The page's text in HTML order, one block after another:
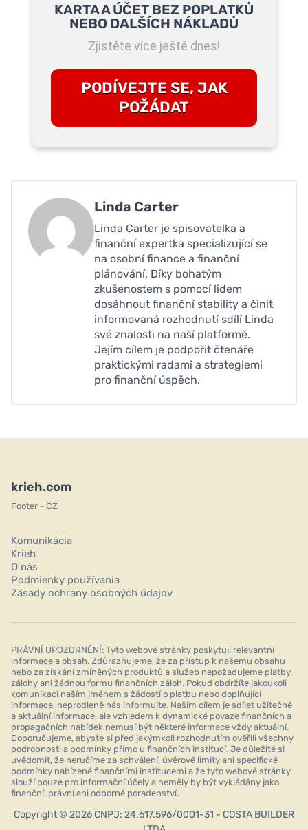
KARTA A ÚČET BEZ POPLATKŮ
NEBO DALŠÍCH NÁKLADŮ
Zjistěte více ještě dnes!
PODÍVEJTE SE, JAK
POŽÁDAT
Linda Carter
Linda Carter je spisovatelka a
finanční expertka specializující se
na osobní finance a finanční
plánování. Díky bohatým
zkušenostem s pomocí lidem
dosáhnout finanční stability a činit
informovaná rozhodnutí sdílí Linda
své znalosti na naší platformě.
Jejím cílem je podpořit čtenáře
praktickými radami a strategiemi
pro finanční úspěch.
krieh.com
Footer - CZ
Komunikácia
Krieh
O nás
Podmienky používania
Zásady ochrany osobných údajov
PRÁVNÍ UPOZORNĚNÍ: Tyto webové stránky poskytují relevantní
informace a obsah. Zdůrazňujeme, že za přístup k našemu obsahu
nebo za získání zmíněných produktů a služeb nepožadujeme platby,
zálohy ani žádnou formu finančních záloh. Pokud obdržíte jakoukoli
komunikaci naším jménem s žádostí o platbu nebo doplňující
informace, neprodleně nás informujte. Naším cílem je sdílet užitečné
a aktuální informace, ale vzhledem k dynamické povaze finančních a
propagačních nabídek nemusí být některé informace vždy aktuální.
Doporučujeme, abyste si před jakýmkoli rozhodnutím ověřili všechny
podrobnosti a podmínky přímo u finančních institucí. Je důležité si
uvědomit, že neručíme za schválení, úvěrové limity ani specifické
podmínky nabízené finančními institucemi a že tyto webové stránky
slouží pouze pro informační účely a neměly by být vykládány jako
finanční, právní ani odborné poradenství.
Copyright © 2026 CNPJ: 24.617.596/0001-31 - COSTA BUILDER